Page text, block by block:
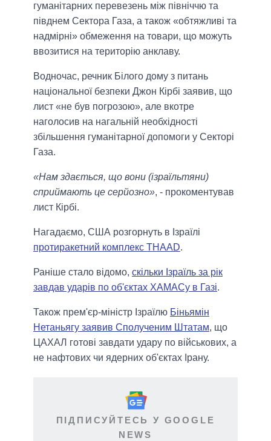
гуманітарних перевезень між північчю та
півднем Сектора Газа, а також «обтяжливі та
надмірні» обмеження на товари, що можуть
ввозитися на територію анклаву.
Водночас, речник Білого дому з питань
національної безпеки Джон Кірбі заявив, що
лист «не був погрозою», але вкотре
наголосив на нагальній необхідності
збільшення гуманітарної допомоги у Секторі
Газа.
«Нам здається, що вони (ізраїльтяни)
сприймають це серйозно», - прокоментував
лист Кірбі.
Нагадаємо, США розгорнуть в Ізраїлі
протиракетний комплекс THAAD.
Раніше стало відомо, скільки Ізраїль за рік
завдав ударів по об'єктах ХАМАСу в Газі.
Також прем'єр-міністр Ізраїлю Біньямін
Нетаньягу заявив Сполученим Штатам, що
ЦАХАЛ готові завдати удару по військових, а
не нафтових чи ядерних об'єктах Ірану.
ПІДПИСУЙТЕСЬ У GOOGLE
NEWS